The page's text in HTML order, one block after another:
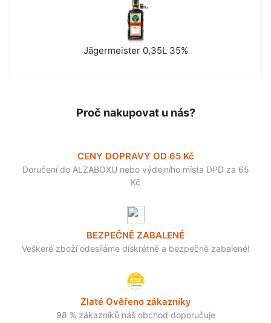
Jägermeister 0,35L 35%
Proč nakupovat u nás?
CENY DOPRAVY OD 65 Kč
Doručení do ALZABOXU nebo výdejního místa DPD za 65
Kč
BEZPEČNĚ ZABALENÉ
Veškeré zboží odesíláme diskrétně a bezpečně zabalené!
Zlaté Ověřeno zákazníky
98 % zákazníků náš obchod doporučuje